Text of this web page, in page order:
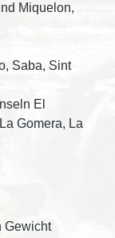
Miquelon,
Saba, Sint
El
Gomera, La
Gewicht